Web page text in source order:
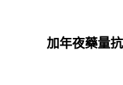
加年夜藥量抗